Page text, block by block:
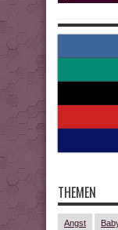
THEMEN
Angst